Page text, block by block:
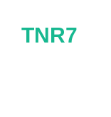
TNR7